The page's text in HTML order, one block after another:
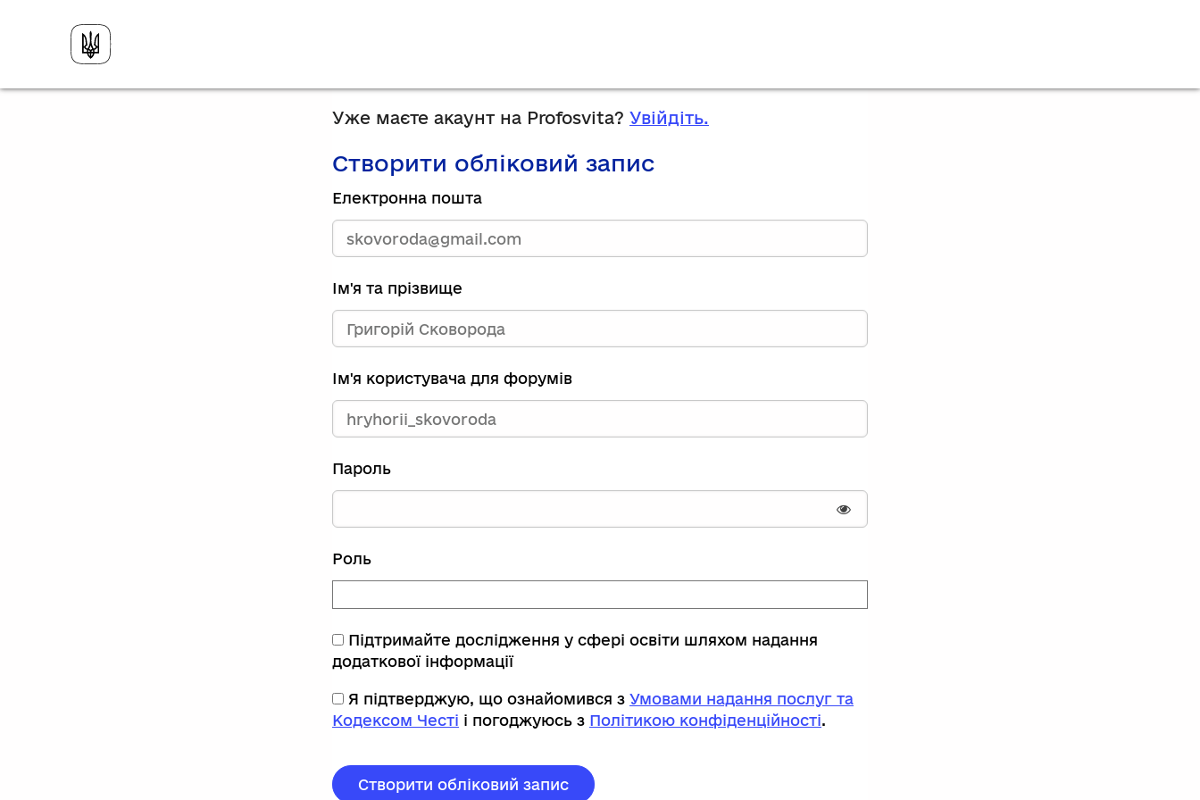
Уже маєте акаунт на Profosvita? Увійдіть.
Створити обліковий запис
Електронна пошта
Ім'я та прізвище
Ім'я користувача для форумів
Пароль
Показати пароль
Роль
Підтримайте дослідження у сфері освіти шляхом надання
додаткової інформації
Я підтверджую, що ознайомився з Умовами надання послуг та
Кодексом Честі і погоджуюсь з Політикою конфіденційності.
Створити обліковий запис